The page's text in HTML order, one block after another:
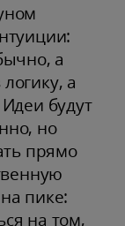
а
а
будут
но
прямо
пике:
на том,